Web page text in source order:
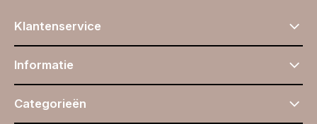
Klantenservice
Informatie
Categorieën